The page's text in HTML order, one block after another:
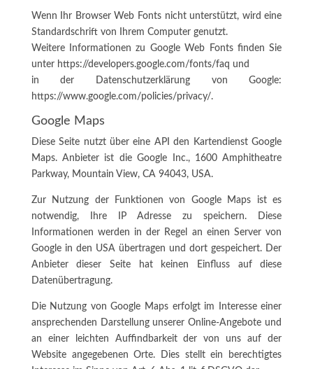
Wenn Ihr Browser Web Fonts nicht unterstützt, wird eine
Standardschrift von Ihrem Computer genutzt.
Weitere Informationen zu Google Web Fonts finden Sie
unter https://developers.google.com/fonts/faq und
in der Datenschutzerklärung von Google:
https://www.google.com/policies/privacy/.
Google Maps
Diese Seite nutzt über eine API den Kartendienst Google
Maps. Anbieter ist die Google Inc., 1600 Amphitheatre
Parkway, Mountain View, CA 94043, USA.
Zur Nutzung der Funktionen von Google Maps ist es
notwendig, Ihre IP Adresse zu speichern. Diese
Informationen werden in der Regel an einen Server von
Google in den USA übertragen und dort gespeichert. Der
Anbieter dieser Seite hat keinen Einfluss auf diese
Datenübertragung.
Die Nutzung von Google Maps erfolgt im Interesse einer
ansprechenden Darstellung unserer Online-Angebote und
an einer leichten Auffindbarkeit der von uns auf der
Website angegebenen Orte. Dies stellt ein berechtigtes